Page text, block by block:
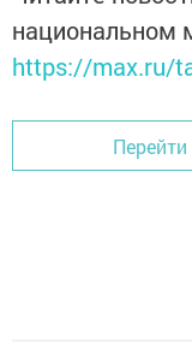
национальном
https://max.ru/